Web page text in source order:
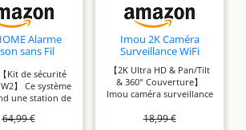
Alarme
sans Fil
WiFi -
de Porte, 1
avec Sirène, 5
de Fenêtre
Kit de sécurité
】 Ce système
une station de
prêt à
64,99 €
Imou 2K Caméra
Surveillance WiFi
Intérieur Caméra 360°
Connectée
Smartphone
【2K Ultra HD & Pan/Tilt
& 360° Couverture】
Imou caméra surveillance
objectif large HD de 3.6
18,99 €